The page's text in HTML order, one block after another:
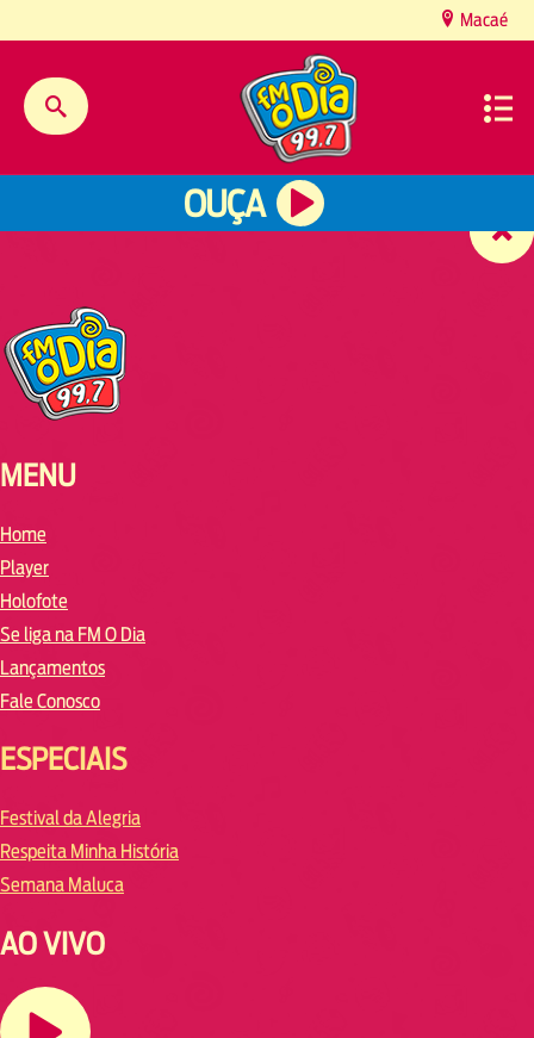
Macaé
OUÇA
MENU
Home
Player
Holofote
Se liga na FM O Dia
Lançamentos
Fale Conosco
ESPECIAIS
Festival da Alegria
Respeita Minha História
Semana Maluca
AO VIVO